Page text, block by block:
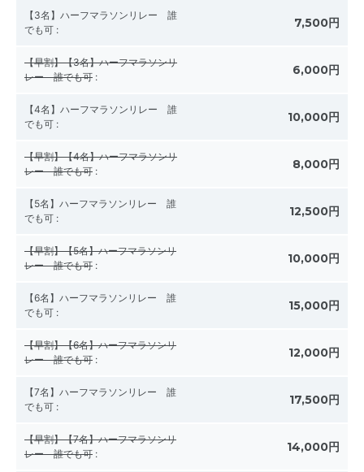
【3名】ハーフマラソンリレー 誰
でも可 : 7,500円
【早割】【3名】ハーフマラソンリ
レー 誰でも可 : 6,000円
【4名】ハーフマラソンリレー 誰
でも可 : 10,000円
【早割】【4名】ハーフマラソンリ
レー 誰でも可 : 8,000円
【5名】ハーフマラソンリレー 誰
でも可 : 12,500円
【早割】【5名】ハーフマラソンリ
レー 誰でも可 : 10,000円
【6名】ハーフマラソンリレー 誰
でも可 : 15,000円
【早割】【6名】ハーフマラソンリ
レー 誰でも可 : 12,000円
【7名】ハーフマラソンリレー 誰
でも可 : 17,500円
【早割】【7名】ハーフマラソンリ
レー 誰でも可 : 14,000円